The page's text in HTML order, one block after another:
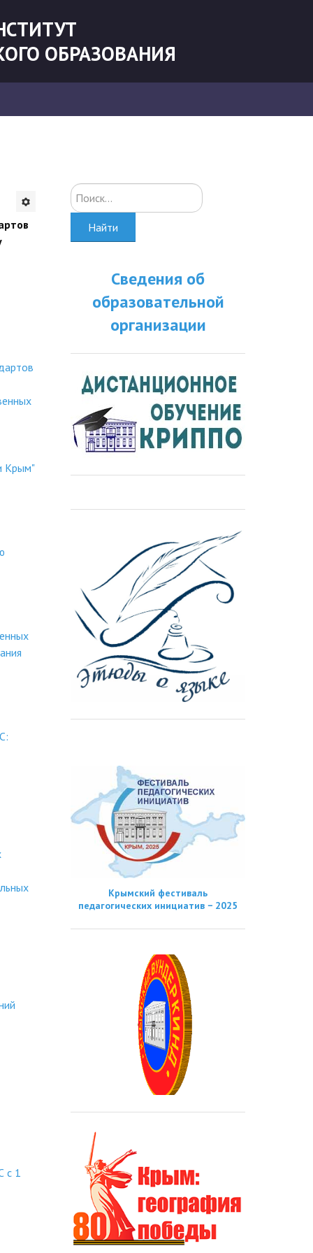
ОБРАЗОВАНИЯ
Крым"
с 1
Искать...
Найти
Сведения об
образовательной
организации
Крымский фестиваль
педагогических инициатив − 2025